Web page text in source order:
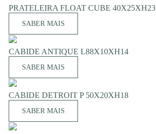
PRATELEIRA FLOAT CUBE 40X25XH23
SABER MAIS
CABIDE ANTIQUE L88X10XH14
SABER MAIS
CABIDE DETROIT P 50X20XH18
SABER MAIS